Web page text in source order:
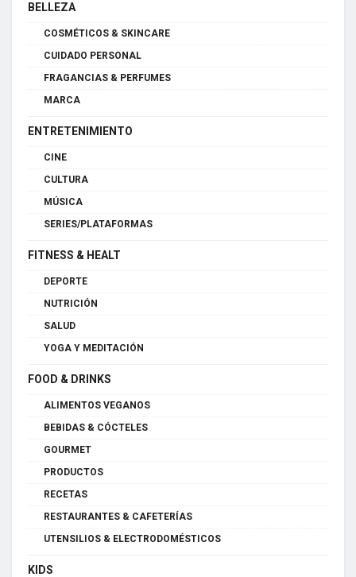
BELLEZA
COSMÉTICOS & SKINCARE
CUIDADO PERSONAL
FRAGANCIAS & PERFUMES
MARCA
ENTRETENIMIENTO
CINE
CULTURA
MÚSICA
SERIES/PLATAFORMAS
FITNESS & HEALT
DEPORTE
NUTRICIÓN
SALUD
YOGA Y MEDITACIÓN
FOOD & DRINKS
ALIMENTOS VEGANOS
BEBIDAS & CÓCTELES
GOURMET
PRODUCTOS
RECETAS
RESTAURANTES & CAFETERÍAS
UTENSILIOS & ELECTRODOMÉSTICOS
KIDS